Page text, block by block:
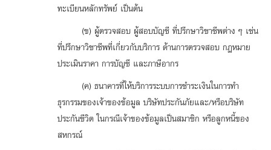
ทะเบียนหลักทรัพย์ เป็นต้น
(ข) ผู้ตรวจสอบ ผู้สอบบัญชี ที่ปรึกษาวิชาชีพต่าง ๆ เช่น
ที่ปรึกษาวิชาชีพที่เกี่ยวกับบริการ ด้านการตรวจสอบ กฎหมาย
ประเมินราคา การบัญชี และภาษีอากร
(ค) ธนาคารที่ให้บริการระบบการชำระเงินในการทำ
ธุรกรรมของเจ้าของข้อมูล บริษัทประกันภัยและ/หรือบริษัท
ประกันชีวิต ในกรณีเจ้าของข้อมูลเป็นสมาชิก หรือลูกหนี้ของ
สหกรณ์